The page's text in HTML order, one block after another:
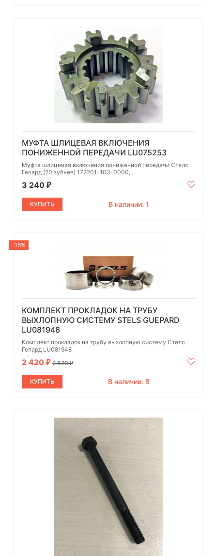
МУФТА ШЛИЦЕВАЯ ВКЛЮЧЕНИЯ
ПОНИЖЕННОЙ ПЕРЕДАЧИ LU075253
Муфта шлицевая включения пониженной передачи Стелс
Гепард (20 зубьев) 172201-103-0000,...
3 240 ₽
КУПИТЬ В наличии: 1
-15%
КОМПЛЕКТ ПРОКЛАДОК НА ТРУБУ
ВЫХЛОПНУЮ СИСТЕМУ STELS GUEPARD
LU081948
Комплект прокладок на трубу выхлопную систему Стелс
Гепард LU081948
2 420 ₽ 2 820₽
КУПИТЬ В наличии: 8